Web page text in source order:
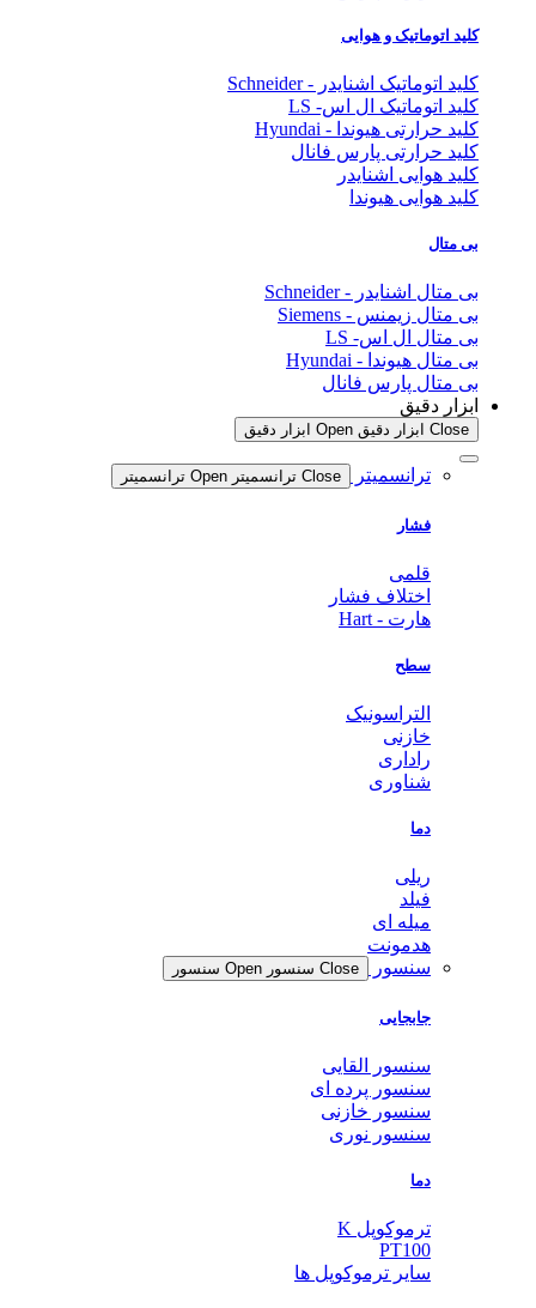
کلید اتوماتیک و هوایی
کلید اتوماتیک اشنایدر - Schneider
کلید اتوماتیک ال اس- LS
کلید حرارتی هیوندا - Hyundai
کلید حرارتی پارس فانال
کلید هوایی اشنایدر
کلید هوایی هیوندا
بی متال
بی متال اشنایدر - Schneider
بی متال زیمنس - Siemens
بی متال ال اس- LS
بی متال هیوندا - Hyundai
بی متال پارس فانال
ابزار دقیق
Close ابزار دقیق Open ابزار دقیق
ترانسمیتر Close ترانسمیتر Open ترانسمیتر
فشار
قلمی
اختلاف فشار
هارت - Hart
سطح
التراسونیک
خازنی
راداری
شناوری
دما
ریلی
فیلد
میله ای
هدمونت
سنسور
Close سنسور Open سنسور
جابجایی
سنسور القایی
سنسور پرده ای
سنسور خازنی
سنسور نوری
دما
ترموکوپل K
PT100
سایر ترموکوپل ها